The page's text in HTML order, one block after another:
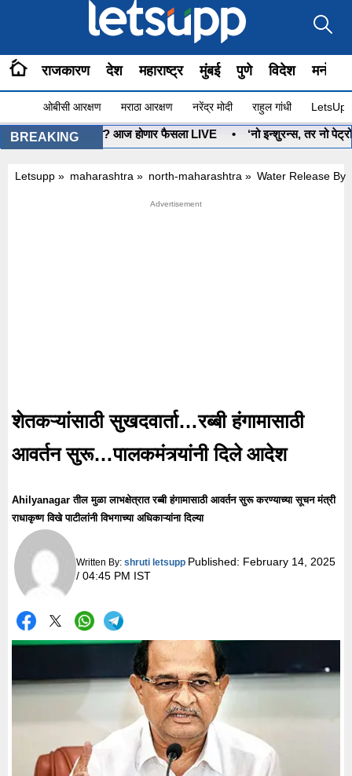
राजकारण देश महाराष्ट्र मुंबई पुणे विदेश
ओबीसी आरक्षण मराठा आरक्षण नरेंद्र मोदी राहुल गांधी
BREAKING
धनुष्यबाण कोणाचा? आज होणार फैसला LIVE • ‘नो इन्शुरन्स, तर नो पेट्रोल’
Letsupp » maharashtra » north-maharashtra » Water Release By
शेतकऱ्यांसाठी सुखदवार्ता…रब्बी हंगामासाठी
आवर्तन सुरू…पालकमंत्र्यांनी दिले आदेश
Ahilyanagar तील मुळा लाभक्षेत्रात रब्बी हंगामासाठी आवर्तन सुरू करण्याच्या सूचन मंत्री
राधाकृष्ण विखे पाटीलांनी विभगाच्या अधिकाऱ्यांना दिल्या
Written By: shruti letsupp Published: February 14, 2025
/ 04:45 PM IST